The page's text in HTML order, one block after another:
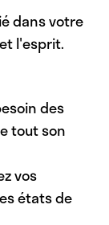
dans votre
l'esprit.
des
tout son
vos
états de